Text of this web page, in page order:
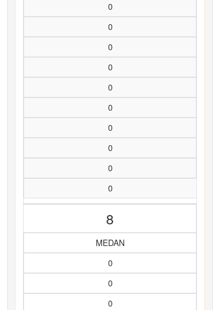
0
0
0
0
0
0
0
0
0
0
8
MEDAN
0
0
0